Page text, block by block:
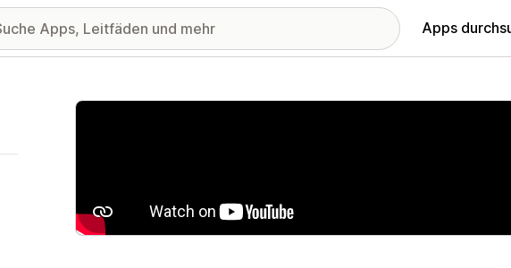
Apps
Vorgestellte Bildergalerie